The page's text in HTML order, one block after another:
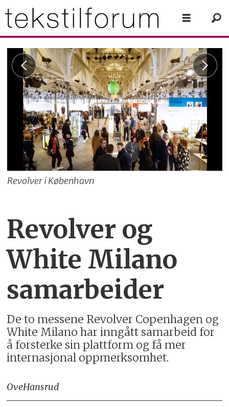
Revolver i København
Revolver og
White Milano
samarbeider
De to messene Revolver Copenhagen og
White Milano har inngått samarbeid for
å forsterke sin plattform og få mer
internasjonal oppmerksomhet.
OveHansrud